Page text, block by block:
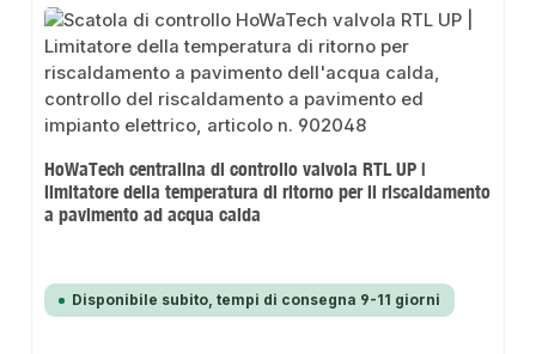
HoWaTech centralina di controllo valvola RTL UP |
limitatore della temperatura di ritorno per il riscaldamento
a pavimento ad acqua calda
Disponibile subito, tempi di consegna 9-11 giorni